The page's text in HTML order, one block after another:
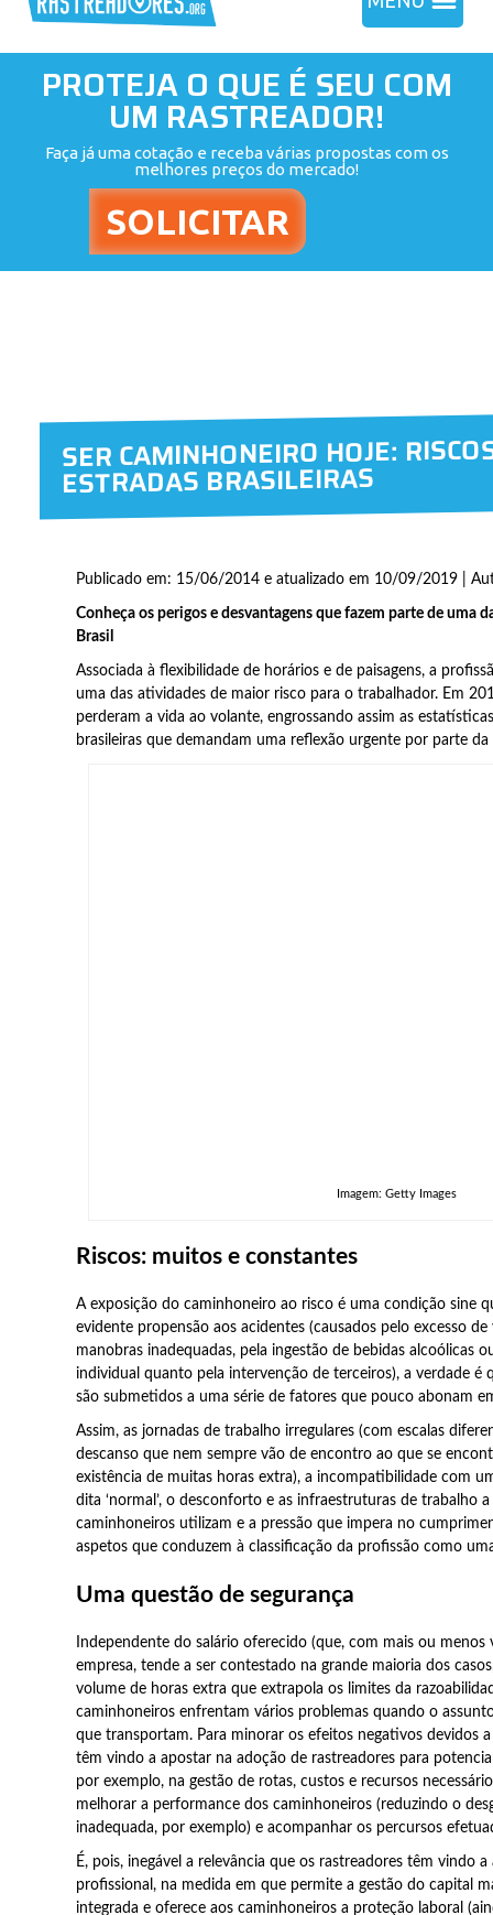
PROTEJA O QUE É SEU COM
UM RASTREADOR!
Faça já uma cotação e receba várias propostas com os
melhores preços do mercado!
SER CAMINHONEIRO HOJE:
ESTRADAS BRASILEIRAS
Publicado em: 15/06/2014 e atualizado em 10/09/2019 |
Conheça os perigos e desvantagens que fazem parte de uma
Brasil
Associada à flexibilidade de horários e de paisagens, a
uma das atividades de maior risco para o trabalhador. Em
perderam a vida ao volante, engrossando assim as
brasileiras que demandam uma reflexão urgente por parte da
Imagem: Getty Images
Riscos: muitos e constantes
A exposição do caminhoneiro ao risco é uma condição sine
evidente propensão aos acidentes (causados pelo excesso de
manobras inadequadas, pela ingestão de bebidas alcoólicas
individual quanto pela intervenção de terceiros), a verdade é
são submetidos a uma série de fatores que pouco abonam
Assim, as jornadas de trabalho irregulares (com escalas
descanso que nem sempre vão de encontro ao que se
existência de muitas horas extra), a incompatibilidade com
dita ‘normal’, o desconforto e as infraestruturas de trabalho
caminhoneiros utilizam e a pressão que impera no
aspetos que conduzem à classificação da profissão como
Uma questão de segurança
Independente do salário oferecido (que, com mais ou menos
empresa, tende a ser contestado na grande maioria dos
volume de horas extra que extrapola os limites da
caminhoneiros enfrentam vários problemas quando o
que transportam. Para minorar os efeitos negativos devidos
têm vindo a apostar na adoção de rastreadores para
por exemplo, na gestão de rotas, custos e recursos
melhorar a performance dos caminhoneiros (reduzindo o
inadequada, por exemplo) e acompanhar os percursos
É, pois, inegável a relevância que os rastreadores têm vindo
profissional, na medida em que permite a gestão do capital
integrada e oferece aos caminhoneiros a proteção laboral